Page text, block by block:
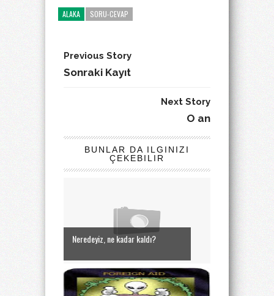
ALAKA SORU-CEVAP
Previous Story
Sonraki Kayıt
Next Story
O an
BUNLAR DA ILGINIZI
ÇEKEBILIR
Neredeyiz, ne kadar kaldı?